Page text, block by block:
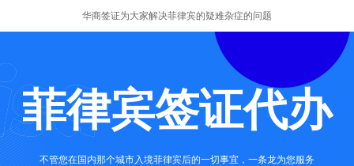
华商签证为大家解决菲律宾的疑难杂症的问题
菲律宾签证代办
不管您在国内那个城市入境菲律宾后的一切事宜，一条龙为您服务